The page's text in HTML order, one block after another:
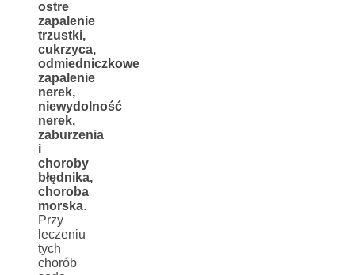
ostre
zapalenie
trzustki,
cukrzyca,
odmiedniczkowe
zapalenie
nerek,
niewydolność
nerek,
zaburzenia
i
choroby
błędnika,
choroba
morska.
Przy
leczeniu
tych
chorób